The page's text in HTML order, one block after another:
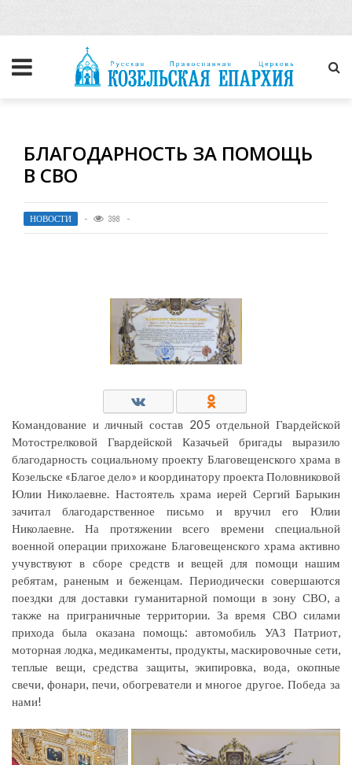
БЛАГОДАРНОСТЬ ЗА ПОМОЩЬ
В СВО
НОВОСТИ 398
Командование и личный состав 205 отдельной Гвардейской
Мотострелковой Гвардейской Казачьей бригады выразило
благодарность социальному проекту Благовещенского храма в
Козельске «Благое дело» и координатору проекта Половниковой
Юлии Николаевне. Настоятель храма иерей Сергий Барыкин
зачитал благодарственное письмо и вручил его Юлии
Николаевне. На протяжении всего времени специальной
военной операции прихожане Благовещенского храма активно
учувствуют в сборе средств и вещей для помощи нашим
ребятам, раненым и беженцам. Периодически совершаются
поездки для доставки гуманитарной помощи в зону СВО, а
также на приграничные территории. За время СВО силами
прихода была оказана помощь: автомобиль УАЗ Патриот,
моторная лодка, медикаменты, продукты, маскировочные сети,
теплые вещи, средства защиты, экипировка, вода, окопные
свечи, фонари, печи, обогреватели и многое другое. Победа за
нами!